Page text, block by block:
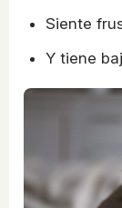
Siente
Y tiene